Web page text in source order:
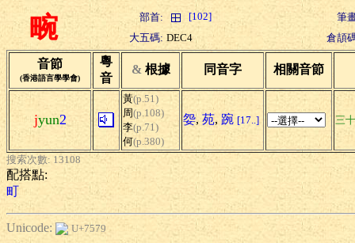
畹 部首: [102]
筆
大五碼: DEC4 倉頡
音節
(香港語言學學會)
粵
音
& 根據 同音字 相關音節
jyun2
黃(p.51)
周(p.108)
李(p.71)
何(p.380)
妴, 苑, 踠 [17..] 三
搜索次數: 13108
配搭點:
町
Unicode:
U+7579